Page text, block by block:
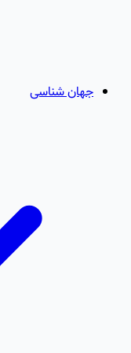
جهان شناسی